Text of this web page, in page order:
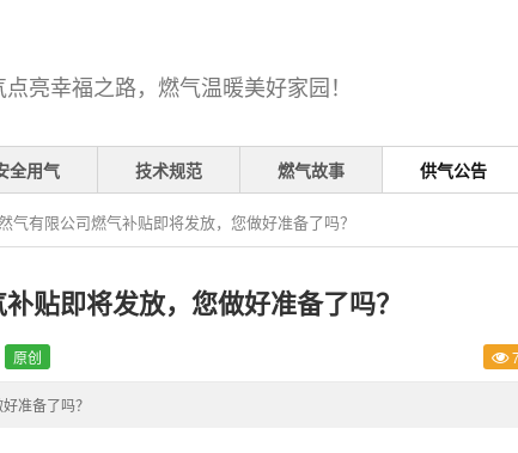
点亮幸福之路，燃气温暖美好家园！
全用气 技术规范 燃气故事 供气公告
气有限公司燃气补贴即将发放，您做好准备了吗？
贴即将发放，您做好准备了吗？
原创
准备了吗？